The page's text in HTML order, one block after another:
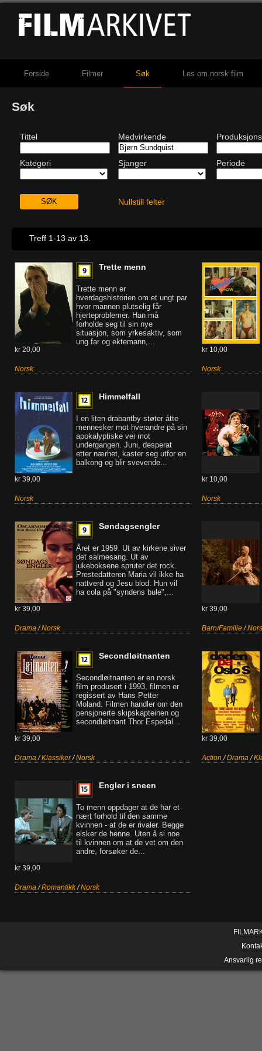
Forside Filmer Søk Les om norsk film
Søk
Tittel Medvirkende
Kategori Sjanger Periode
Nullstill felter
Treff 1-13 av 13.
Trette menn
Trette menn er
hverdagshistorien om et ungt par
hvor mannen plutselig får
hjerteproblemer. Han må
forholde seg til sin nye
situasjon, som yrkesaktiv, som
ung far og ektemann,...
kr 20,00
Norsk
kr 10,00
Norsk
Himmelfall
I en liten drabantby støter åtte
mennesker mot hverandre på sin
apokalyptiske vei mot
undergangen. Juni, desperat
etter nærhet, kaster seg utfor en
balkong og blir svevende...
kr 39,00
Norsk
kr 10,00
Norsk
Søndagsengler
Året er 1959. Ut av kirkene siver
det salmesang. Ut av
jukeboksene spruter det rock.
Prestedatteren Maria vil ikke ha
nattverd og Jesu blod. Hun vil
ha cola på "syndens bule",...
kr 39,00
Drama/Norsk
kr 39,00
Barn/Familie/
Secondløitnanten
Secondløitnanten er en norsk
film produsert i 1993, filmen er
regissert av Hans Petter
Moland. Filmen handler om den
pensjonerte skipskapteinen og
secondløitnant Thor Espedal...
kr 39,00
Drama/Klassiker/Norsk
kr 39,00
Action /Drama/
Engler i sneen
To menn oppdager at de har et
nært forhold til den samme
kvinnen - at de er rivaler. Begge
elsker de henne. Uten å si noe
til kvinnen om at de vet om den
andre, forsøker de...
kr 39,00
Drama/Romantikk/Norsk
Ansvarlig